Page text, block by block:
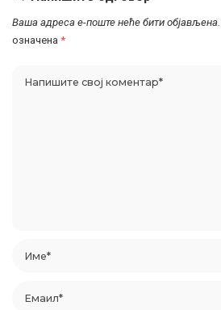
Ваша адреса е-поште неће бити објављена.
означена *